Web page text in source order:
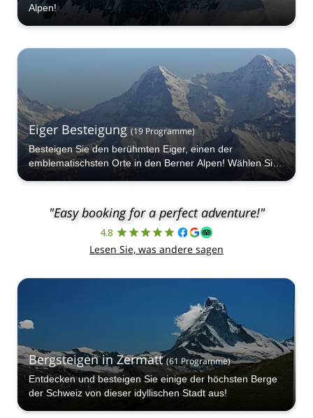
Alpen!
Eiger Besteigung (19Programme)
Besteigen Sie den berühmten Eiger, einen der
emblematischsten Orte in den Berner Alpen! Wählen Sie
einen der Guides auf Explore-share.com und beginnen
"Easy booking for a perfect adventure!"
4.8
Lesen Sie, was andere sagen
Bergsteigen in Zermatt (61 Programme)
Entdecken und besteigen Sie einige der höchsten Berge
der Schweiz von dieser idyllischen Stadt aus!